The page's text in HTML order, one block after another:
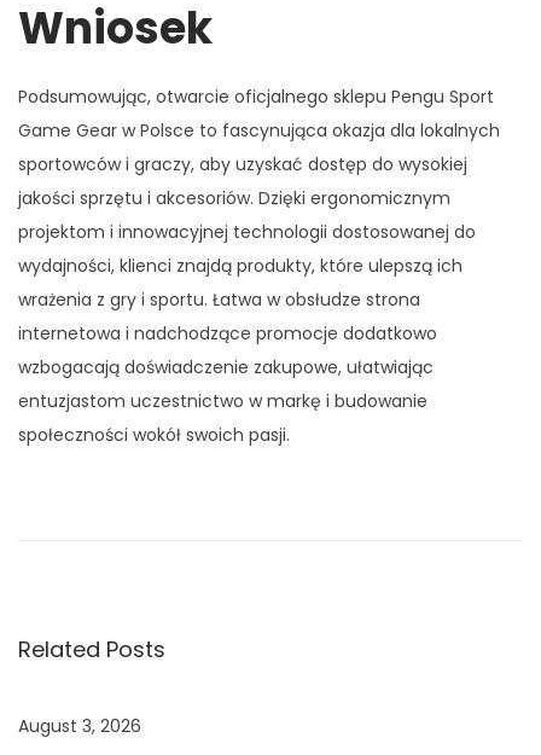
Wniosek
Podsumowując, otwarcie oficjalnego sklepu Pengu Sport
Game Gear w Polsce to fascynująca okazja dla lokalnych
sportowców i graczy, aby uzyskać dostęp do wysokiej
jakości sprzętu i akcesoriów. Dzięki ergonomicznym
projektom i innowacyjnej technologii dostosowanej do
wydajności, klienci znajdą produkty, które ulepszą ich
wrażenia z gry i sportu. Łatwa w obsłudze strona
internetowa i nadchodzące promocje dodatkowo
wzbogacają doświadczenie zakupowe, ułatwiając
entuzjastom uczestnictwo w markę i budowanie
społeczności wokół swoich pasji.
s
u
Related Posts
August 3, 2026